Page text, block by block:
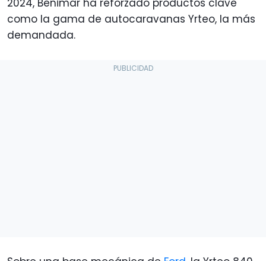
2024, Benimar ha reforzado productos clave
como la gama de autocaravanas Yrteo, la más
demandada.